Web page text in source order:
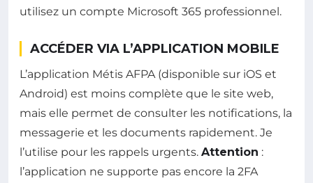
utilisez un compte Microsoft 365 professionnel.
ACCÉDER VIA L’APPLICATION MOBILE
L’application Métis AFPA (disponible sur iOS et
Android) est moins complète que le site web,
mais elle permet de consulter les notifications, la
messagerie et les documents rapidement. Je
l’utilise pour les rappels urgents. Attention :
l’application ne supporte pas encore la 2FA